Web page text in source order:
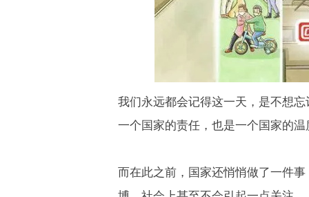
我们永远都会记得这一天，是不想
一个国家的责任，也是一个国家的温
而在此之前，国家还悄悄做了一件